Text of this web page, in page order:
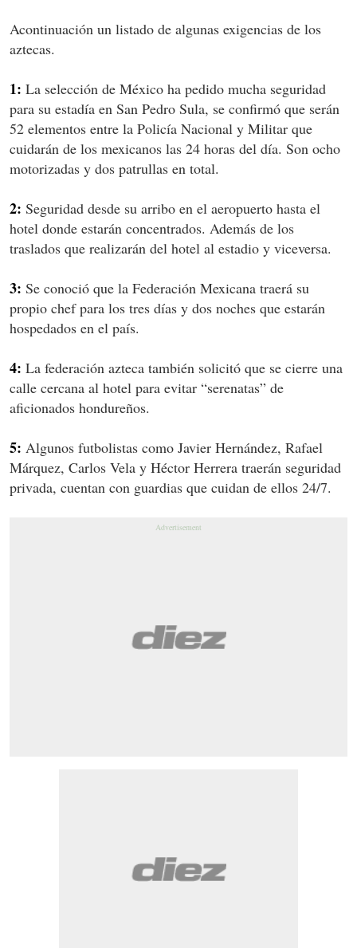
Acontinuación un listado de algunas exigencias de los
aztecas.
1: La selección de México ha pedido mucha seguridad
para su estadía en San Pedro Sula, se confirmó que serán
52 elementos entre la Policía Nacional y Militar que
cuidarán de los mexicanos las 24 horas del día. Son ocho
motorizadas y dos patrullas en total.
2: Seguridad desde su arribo en el aeropuerto hasta el
hotel donde estarán concentrados. Además de los
traslados que realizarán del hotel al estadio y viceversa.
3: Se conoció que la Federación Mexicana traerá su
propio chef para los tres días y dos noches que estarán
hospedados en el país.
4: La federación azteca también solicitó que se cierre una
calle cercana al hotel para evitar “serenatas” de
aficionados hondureños.
5: Algunos futbolistas como Javier Hernández, Rafael
Márquez, Carlos Vela y Héctor Herrera traerán seguridad
privada, cuentan con guardias que cuidan de ellos 24/7.